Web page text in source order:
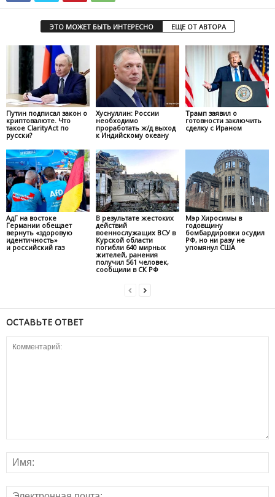
ЭТО МОЖЕТ БЫТЬ ИНТЕРЕСНО ЕЩЕ ОТ АВТОРА
Путин подписал закон о
криптовалюте. Что
такое ClarityAct по
русски?
Хуснуллин: России
необходимо
проработать ж/д выход
к Индийскому океану
Трамп заявил о
готовности заключить
сделку с Ираном
АдГ на востоке
Германии обещает
вернуть «здоровую
идентичность»
и российский газ
В результате жестоких
действий
военнослужащих ВСУ в
Курской области
погибли 640 мирных
жителей, ранения
получил 561 человек,
сообщили в СК РФ
Мэр Хиросимы в
годовщину
бомбардировки осудил
РФ, но ни разу не
упомянул США
ОСТАВЬТЕ ОТВЕТ